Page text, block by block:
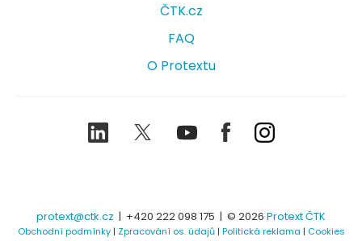
ČTK.cz
FAQ
O Protextu
LinkedIn TwitterYoutubeFacebookInstagram
protext@ctk.cz | +420 222 098 175 | © 2026 Protext ČTK
Obchodní podmínky| Zpracování os. údajů| Politická reklama | Cookies